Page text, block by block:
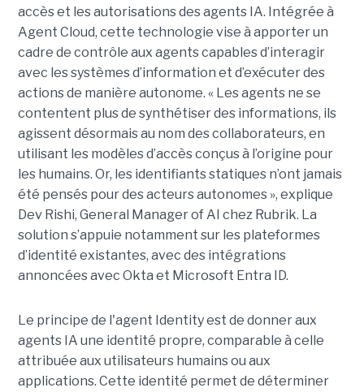
accès et les autorisations des agents IA. Intégrée à
Agent Cloud, cette technologie vise à apporter un
cadre de contrôle aux agents capables d’interagir
avec les systèmes d’information et d’exécuter des
actions de manière autonome. « Les agents ne se
contentent plus de synthétiser des informations, ils
agissent désormais au nom des collaborateurs, en
utilisant les modèles d’accès conçus à l’origine pour
les humains. Or, les identifiants statiques n’ont jamais
été pensés pour des acteurs autonomes », explique
Dev Rishi, General Manager of AI chez Rubrik. La
solution s’appuie notamment sur les plateformes
d’identité existantes, avec des intégrations
annoncées avec Okta et Microsoft Entra ID.
Le principe de l'agent Identity est de donner aux
agents IA une identité propre, comparable à celle
attribuée aux utilisateurs humains ou aux
applications. Cette identité permet de déterminer